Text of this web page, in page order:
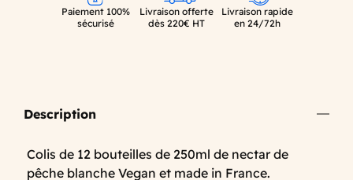
Paiement 100%
sécurisé
Livraison offerte
dès 220€ HT
Livraison rapide
en 24/72h
Description
Colis de 12 bouteilles de 250ml de nectar de
pêche blanche Vegan et made in France.